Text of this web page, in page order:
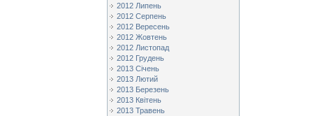
2012 Липень
2012 Серпень
2012 Вересень
2012 Жовтень
2012 Листопад
2012 Грудень
2013 Січень
2013 Лютий
2013 Березень
2013 Квітень
2013 Травень